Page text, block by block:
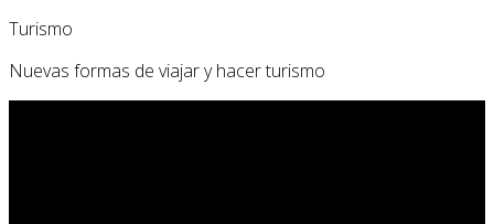
Turismo
Nuevas formas de viajar y hacer turismo